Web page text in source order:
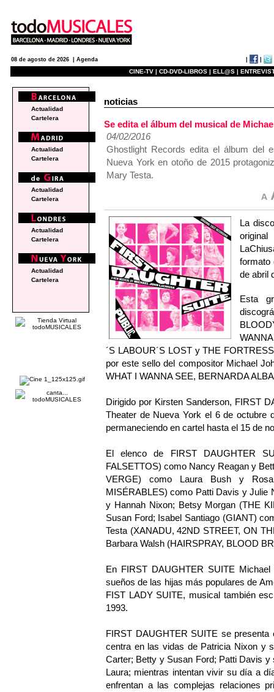
08 de agosto de 2026 | Agenda
CINE-TV | CD-DVD-LIBROS | ELL@S |
noticias
Se edita el álbum del musical de
04/02/2016
Ghostlight Records edita el álbum del
Nueva York en otoño de 2015
Mary Testa.
La
formato
de abril
Esta
´S LABOUR´S LOST y THE
por este sello del compositor Michael
WHAT I WANNA SEE, BERNARDA
Dirigido por Kirsten Sanderson, FIRST
Theater de Nueva York el 6 de octubre
permaneciendo en cartel hasta el 15 de
El elenco de FIRST DAUGHTER
FALSETTOS) como Nancy Reagan y
VERGE) como Laura Bush y
MISÉRABLES) como Patti Davis y Julie
y Hannah Nixon; Betsy Morgan (THE
Susan Ford; Isabel Santiago (GIANT)
Testa (XANADU, 42ND STREET, ON
Barbara Walsh (HAIRSPRAY, BLOOD
En FIRST DAUGHTER SUITE
sueños de las hijas más populares de
FIST LADY SUITE, musical también
1993.
FIRST DAUGHTER SUITE se
centra en las vidas de Patricia Nixon y
Carter; Betty y Susan Ford; Patti Davis
Laura; mientras intentan vivir su día a
enfrentan a las complejas relaciones
Actualidad
Cartelera
Actualidad
Cartelera
Actualidad
Cartelera
Actualidad
Cartelera
Actualidad
Cartelera